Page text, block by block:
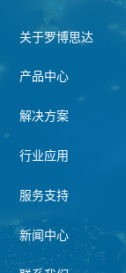
关于罗博思达
产品中心
解决方案
行业应用
服务支持
新闻中心